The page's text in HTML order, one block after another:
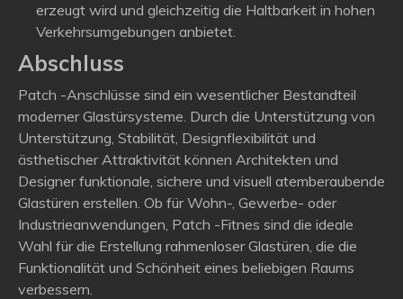
erzeugt wird und gleichzeitig die Haltbarkeit in hohen
Verkehrsumgebungen anbietet.
Abschluss
Patch -Anschlüsse sind ein wesentlicher Bestandteil
moderner Glastürsysteme. Durch die Unterstützung von
Unterstützung, Stabilität, Designflexibilität und
ästhetischer Attraktivität können Architekten und
Designer funktionale, sichere und visuell atemberaubende
Glastüren erstellen. Ob für Wohn-, Gewerbe- oder
Industrieanwendungen, Patch -Fitnes sind die ideale
Wahl für die Erstellung rahmenloser Glastüren, die die
Funktionalität und Schönheit eines beliebigen Raums
verbessern.